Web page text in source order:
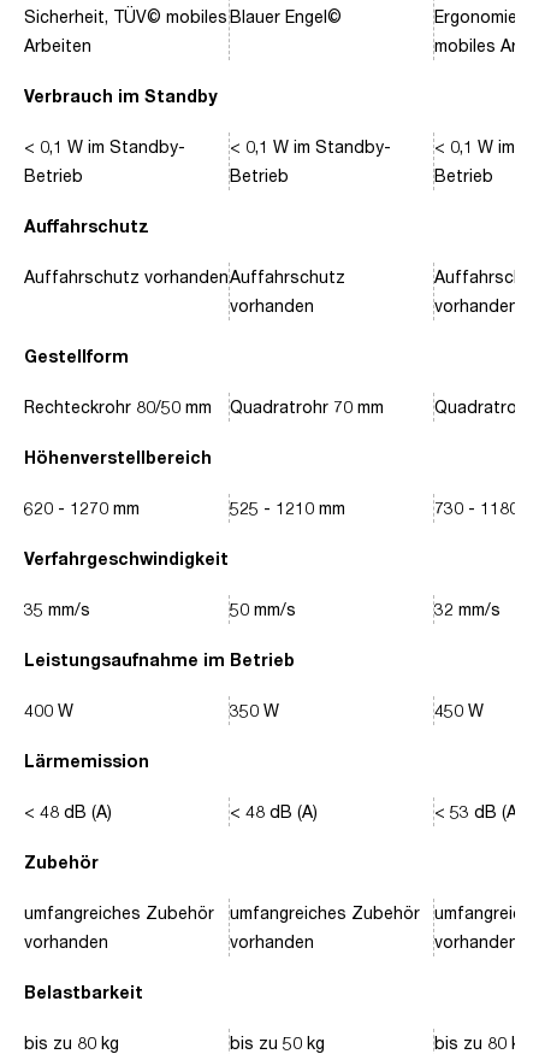
Verbrauch im Standby
Auffahrschutz
Gestellform
Höhenverstellbereich
Verfahrgeschwindigkeit
Leistungsaufnahme im Betrieb
Lärmemission
Zubehör
Belastbarkeit
Sicherheit, TÜV© mobiles
Arbeiten
< 0,1 W im Standby-
Betrieb
Auffahrschutz vorhanden
Rechteckrohr 80/50 mm
620 - 1270 mm
35 mm/s
400 W
< 48 dB (A)
umfangreiches Zubehör
vorhanden
bis zu 80 kg
Blauer Engel©
< 0,1 W im Standby-
Betrieb
Auffahrschutz
vorhanden
Quadratrohr 70 mm
525 - 1210 mm
50 mm/s
350 W
< 48 dB (A)
umfangreiches Zubehör
vorhanden
bis zu 50 kg
Ergonomie,
mobiles
< 0,1 W im
Betrieb
vorhanden
Quadratrohr
730 - 1180
32 mm/s
450 W
< 53 dB (A)
vorhanden
bis zu 80 kg